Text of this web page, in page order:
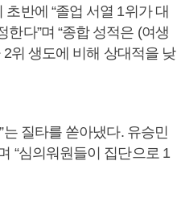
반에 “졸업 서열 1위가 대
다”며 “종합 성적은 (여생
위 생도에 비해 상대적을 낮
질타를 쏟아냈다. 유승민
“심의워원들이 집단으로 1